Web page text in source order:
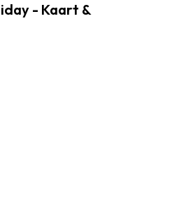
- Kaart &